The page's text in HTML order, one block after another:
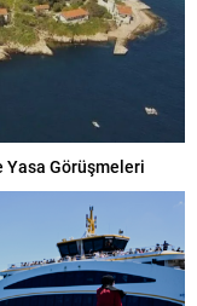
Yasa Görüşmeleri